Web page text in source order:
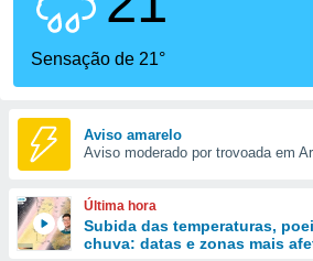
fornecidas
a este
das
e
forma
digital
Sensação de 21°
Aviso amarelo
Aviso moderado por trovoada em
Última hora
Subida das temperaturas,
chuva: datas e zonas mais